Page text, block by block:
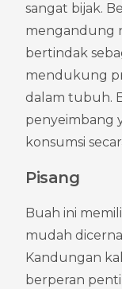
sangat bijak.
mengandung
bertindak
mendukung
dalam tubuh.
penyeimbang
konsumsi
Pisang
Buah ini
mudah
Kandungan
berperan